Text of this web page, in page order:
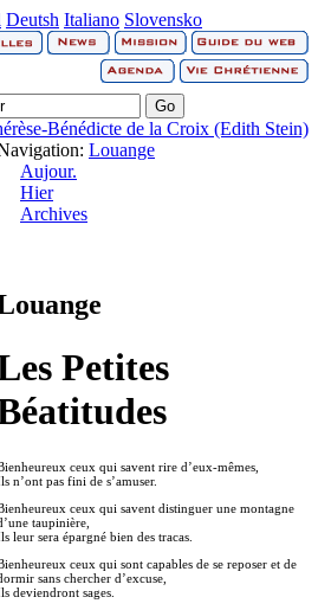
Deutsh Italiano Slovensko
Bénédicte de la Croix (Edith Stein)
Louange
Aujour.
Hier
Archives
Petites
ceux qui savent rire d’eux-mêmes,
n’ont pas fini de s’amuser.
ceux qui savent distinguer une montagne
taupinière,
leur sera épargné bien des tracas.
ceux qui sont capables de se reposer et de
sans chercher d’excuse,
deviendront sages.